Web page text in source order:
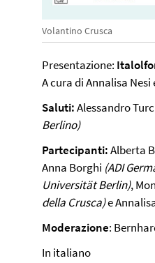
Volantino Crusca
Presentazione:
A cura di Annalisa
Saluti:Alessandro
Berlino)
Partecipanti:Alberta
Anna Borghi (ADI
Universität Berlin),
della Crusca)e
Moderazione:
In italiano